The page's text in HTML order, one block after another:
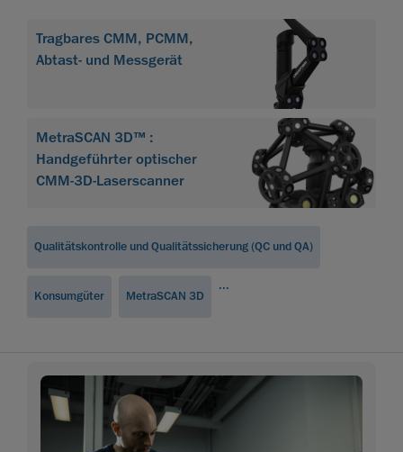
Tragbares CMM, PCMM,
Abtast- und Messgerät
MetraSCAN 3D™ :
Handgeführter optischer
CMM‑3D‑Laserscanner
Qualitätskontrolle und Qualitätssicherung (QC und QA)
Konsumgüter MetraSCAN 3D
...